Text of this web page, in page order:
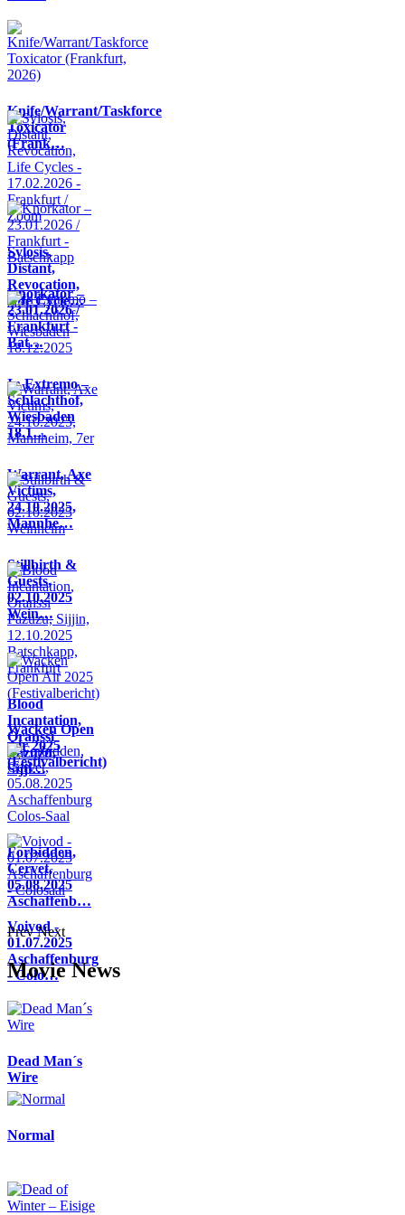
Knife/Warrant/Taskforce
Toxicator
(Frank…
Sylosis,
Distant,
Revocation,
Life Cycle…
Knorkator –
23.01.2026 /
Frankfurt -
Bat…
In Extremo –
Schlachthof,
Wiesbaden
18.1…
Warrant, Axe
Victims,
24.10.2025,
Mannhe…
Stillbirth &
Guests,
02.10.2025
Wein…
Blood
Incantation,
Oranssi
Pazuzu,
Sijji…
Wacken Open
Air 2025
(Festivalbericht)
Forbidden,
Cervet,
05.08.2025
Aschaffenb…
Voivod -
01.07.2025
Aschaffenburg
- Colo…
Prev Next
Movie News
Dead Man´s
Wire
Normal